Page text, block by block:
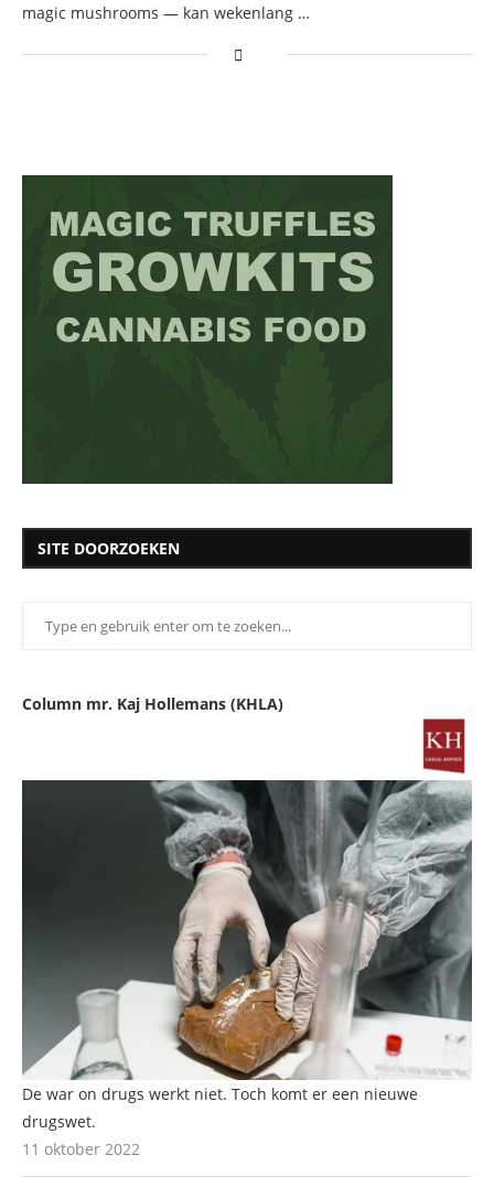
magic mushrooms — kan wekenlang …
SITE DOORZOEKEN
Column mr. Kaj Hollemans (KHLA)
De war on drugs werkt niet. Toch komt er een nieuwe
drugswet.
11 oktober 2022